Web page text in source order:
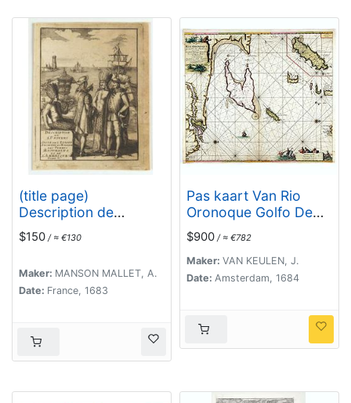
(title page)
Description de
L'Univers suite de
L'Europe ancienne et
Australes et de
L'Amerique Tome V.
$150 / ≈ €130
Maker: MANSON MALLET, A.
Date: France, 1683
Pas kaart Van Rio
Oronoque Golfo De
Paria met d'Eylanden
Trinidad, Tabago,
Granada, Granadillos,
en Bequia . . .
$900 / ≈ €782
Maker: VAN KEULEN, J.
Date: Amsterdam, 1684